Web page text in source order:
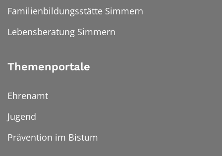
Familienbildungsstätte Simmern
Lebensberatung Simmern
Themenportale
Ehrenamt
Jugend
Prävention im Bistum